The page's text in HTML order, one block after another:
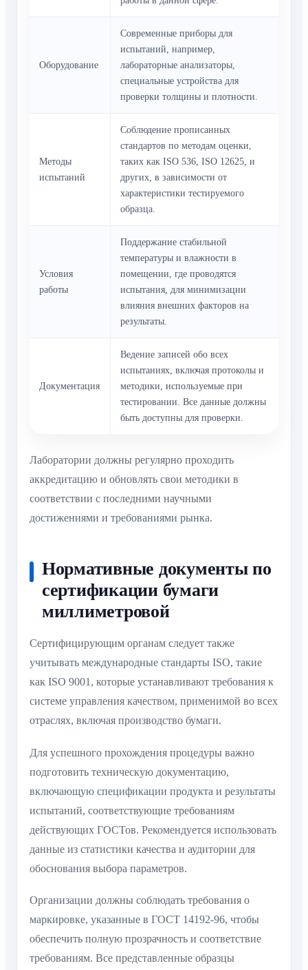
Оборудование
Современные приборы для
испытаний, например,
лабораторные анализаторы,
специальные устройства для
проверки толщины и плотности.
Методы
испытаний
Соблюдение прописанных
стандартов по методам оценки,
таких как ISO 536, ISO 12625, и
других, в зависимости от
характеристики тестируемого
образца.
Условия
работы
Поддержание стабильной
температуры и влажности в
помещении, где проводятся
испытания, для минимизации
влияния внешних факторов на
результаты.
Документация
Ведение записей обо всех
испытаниях, включая протоколы и
методики, используемые при
тестировании. Все данные должны
быть доступны для проверки.
Лаборатории должны регулярно проходить
аккредитацию и обновлять свои методики в
соответствии с последними научными
достижениями и требованиями рынка.
Нормативные документы по
сертификации бумаги
миллиметровой
Сертифицирующим органам следует также
учитывать международные стандарты ISO, такие
как ISO 9001, которые устанавливают требования к
системе управления качеством, применимой во всех
отраслях, включая производство бумаги.
Для успешного прохождения процедуры важно
подготовить техническую документацию,
включающую спецификации продукта и результаты
испытаний, соответствующие требованиям
действующих ГОСТов. Рекомендуется использовать
данные из статистики качества и аудитории для
обоснования выбора параметров.
Организации должны соблюдать требования о
маркировке, указанные в ГОСТ 14192-96, чтобы
обеспечить полную прозрачность и соответствие
требованиям. Все представленные образцы